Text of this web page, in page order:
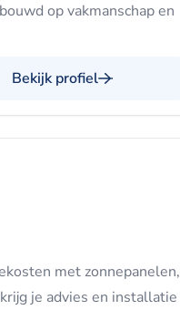
op vakmanschap en
Bekijk profiel
met zonnepanelen,
je advies en installatie